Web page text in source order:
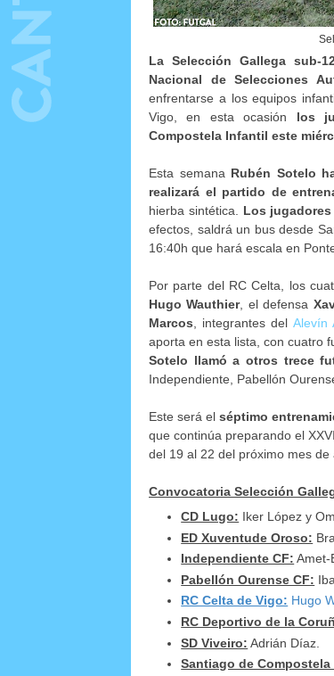
La Selección Gallega sub-
Nacional de Selecciones
enfrentarse a los equipos
Vigo, en esta ocasión los
Compostela Infantil este
Esta semana Rubén Sotelo
realizará el partido de
hierba sintética. Los
efectos, saldrá un bus desde
16:40h que hará escala en
Por parte del RC Celta, los
Hugo Wauthier, el defensa
Marcos , integrantes del Alevín
aporta en esta lista, con cuatro
Sotelo llamó a otros trece
Independiente, Pabellón
Este será el séptimo
que continúa preparando el
del 19 al 22 del próximo mes de
Convocatoria Selección
CD Lugo: Iker López y
ED Xuventude Oroso:
Independiente CF: Amet-
Pabellón Ourense CF:
RC Celta de Vigo: Hugo
RC Deportivo de la
SD Viveiro: Adrián Díaz.
Santiago de Compostela